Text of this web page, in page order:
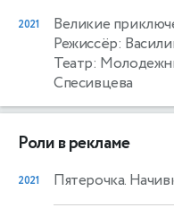
2021 Великие
Режиссёр:
Театр:
Спесивцева
Роли в рекламе
2021 Пятерочка.